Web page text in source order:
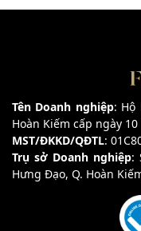
Tên Doanh nghiệp: Hộ
Hoàn Kiếm cấp ngày
MST/ĐKKD/QĐTL:
Trụ sở Doanh nghiệp:
Hưng Đạo, Q. Hoàn